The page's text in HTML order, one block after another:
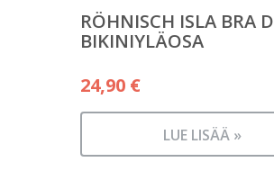
RÖHNISCH ISLA BRA D
BIKINIYLÄOSA
24,90 €
LUE LISÄÄ »